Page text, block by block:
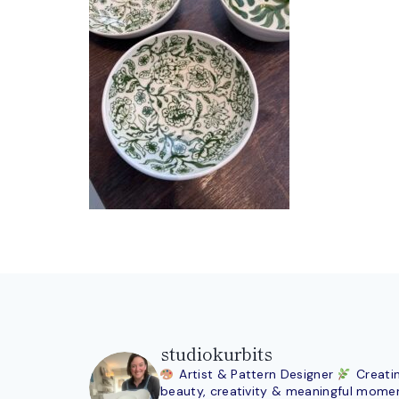
studiokurbits
Artist & Pattern Designer
beauty, creativity & meaningful